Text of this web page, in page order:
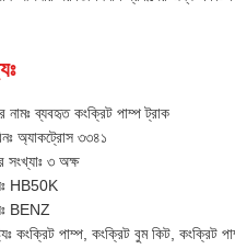
নামঃ ব্যবহৃত কংক্রিট পাম্প ট্রাক
অ্যাকট্রোস ৩৩৪১
সংখ্যাঃ ৩ অক্ষ
HB50K
BENZ
কংক্রিট পাম্প, কংক্রিট বুম কিট, কংক্রিট